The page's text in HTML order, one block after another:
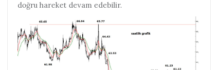
doğru hareket devam edebilir.